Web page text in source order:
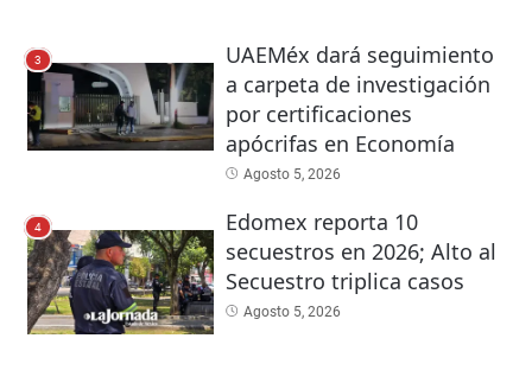
3
UAEMéx dará seguimiento
a carpeta de investigación
por certificaciones
apócrifas en Economía
Agosto 5, 2026
4
Edomex reporta 10
secuestros en 2026; Alto al
Secuestro triplica casos
Agosto 5, 2026